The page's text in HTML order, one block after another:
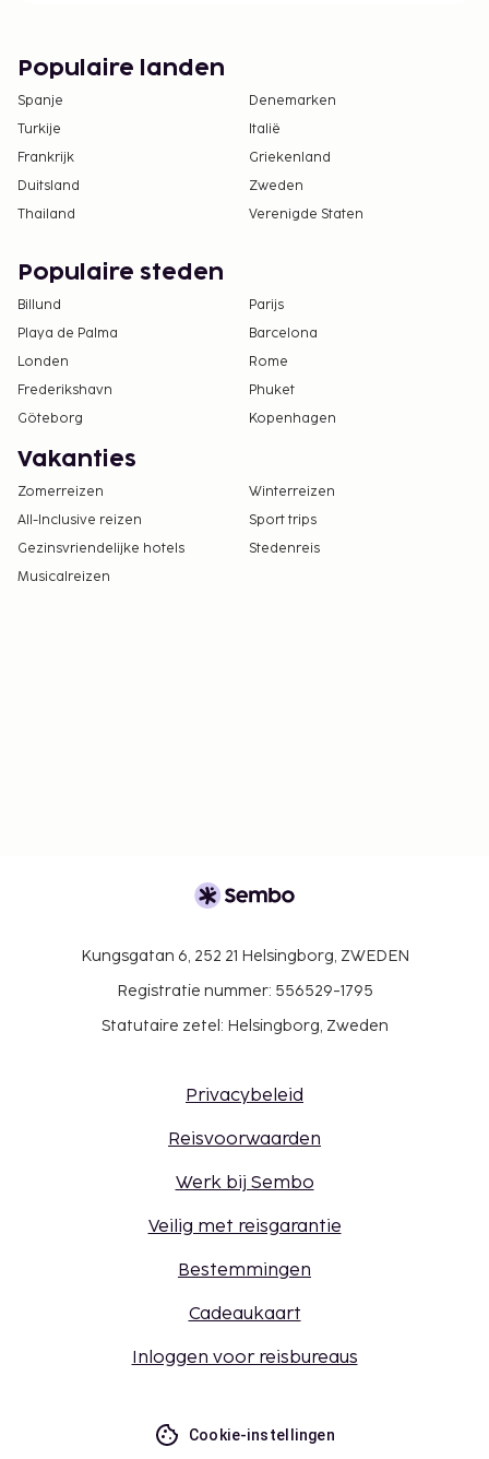
Populaire landen
Spanje
Denemarken
Turkije
Italië
Frankrijk
Griekenland
Duitsland
Zweden
Thailand
Verenigde Staten
Populaire steden
Billund
Parijs
Playa de Palma
Barcelona
Londen
Rome
Frederikshavn
Phuket
Göteborg
Kopenhagen
Vakanties
Zomerreizen
Winterreizen
All-Inclusive reizen
Sport trips
Gezinsvriendelijke hotels
Stedenreis
Musicalreizen
Kungsgatan 6, 252 21 Helsingborg, ZWEDEN
Registratie nummer: 556529-1795
Statutaire zetel: Helsingborg, Zweden
Privacybeleid
Reisvoorwaarden
Werk bij Sembo
Veilig met reisgarantie
Bestemmingen
Cadeaukaart
Inloggen voor reisbureaus
Cookie-instellingen